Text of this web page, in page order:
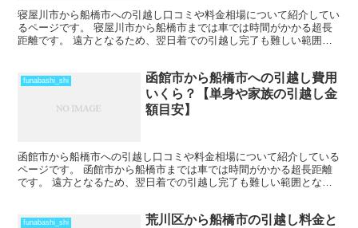
寝屋川市から船橋市への引越し口コミや料金相場について紹介してい
るページです。 寝屋川市から船橋市までは車では時間がかかる超長
距離です。 遠方となるため、翌日着での引越し完了も難しい範囲と
funabashi_shi
函館市から船橋市への引越し費用
いくら？【単身や家族の引越し金
額目安】
函館市から船橋市への引越し口コミや料金相場について紹介している
ページです。 函館市から船橋市までは車では時間がかかる超長距離
です。 遠方となるため、翌日着での引越し完了も難しい範囲となり
funabashi_shi
荒川区から船橋市の引越し料金と